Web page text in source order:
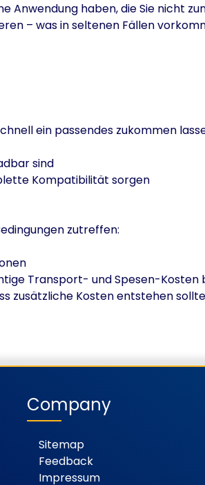
Anwendung haben, die Sie nicht
– was in seltenen Fällen
ein passendes zukommen
sind
Kompatibilität sorgen
zutreffen:
Transport- und Spesen-Kosten
zusätzliche Kosten entstehen
Company
Sitemap
Feedback
Impressum